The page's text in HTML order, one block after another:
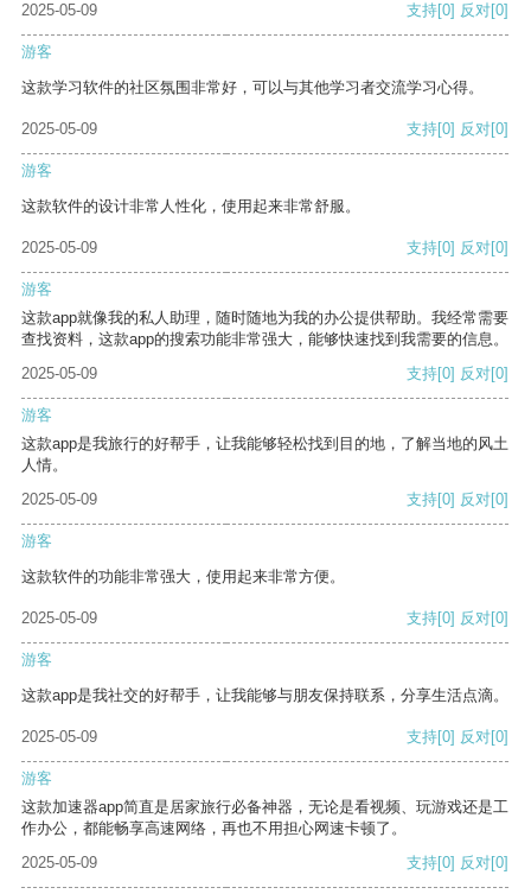
2025-05-09
支持[0] 反对[0]
游客
这款学习软件的社区氛围非常好，可以与其他学习者交流学习心得。
2025-05-09 支持[0] 反对[0]
游客
这款软件的设计非常人性化，使用起来非常舒服。
2025-05-09 支持[0] 反对[0]
游客
这款app就像我的私人助理，随时随地为我的办公提供帮助。我经常需要
查找资料，这款app的搜索功能非常强大，能够快速找到我需要的信息。
2025-05-09
支持[0] 反对[0]
游客
这款app是我旅行的好帮手，让我能够轻松找到目的地，了解当地的风土
人情。
2025-05-09
支持[0] 反对[0]
游客
这款软件的功能非常强大，使用起来非常方便。
2025-05-09 支持[0] 反对[0]
游客
这款app是我社交的好帮手，让我能够与朋友保持联系，分享生活点滴。
2025-05-09 支持[0] 反对[0]
游客
这款加速器app简直是居家旅行必备神器，无论是看视频、玩游戏还是工
作办公，都能畅享高速网络，再也不用担心网速卡顿了。
2025-05-09
支持[0] 反对[0]